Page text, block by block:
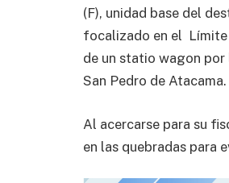
(F), unidad base del
focalizado en el Límite
de un statio wagon por
San Pedro de Atacama.
Al acercarse para su
en las quebradas para